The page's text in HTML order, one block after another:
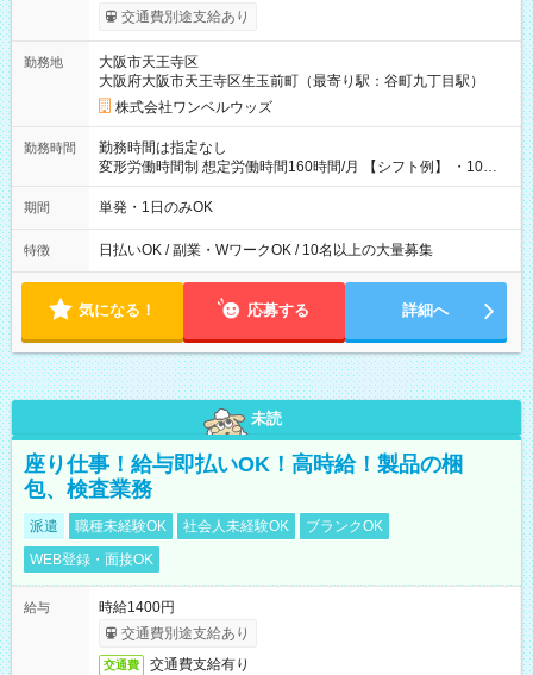
働いたその日に現金GET♪ お仕事後はコンビニATMから 日払
交通費別途支給あり
勤務地
大阪市天王寺区
大阪府大阪市天王寺区生玉前町（最寄り駅：谷町九丁目駅）
株式会社ワンベルウッズ
勤務時間
勤務時間は指定なし
変形労働時間制 想定労働時間160時間/月 【シフト例】 ・10：
00～20：00
期間 単発・1日のみOK
特徴 日払いOK / 副業・WワークOK / 10名以上の大量募集
気になる！ 応募する 詳細へ
未読
座り仕事！給与即払いOK！高時給！製品の梱
包、検査業務
派遣 職種未経験OK 社会人未経験OK
ブランクOK
WEB登録・面接OK
給与
時給1400円
交通費別途支給あり
交通費 交通費支給有り